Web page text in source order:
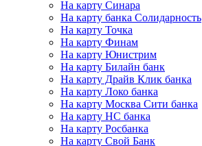
На карту Синара
На карту банка Солидарность
На карту Точка
На карту Финам
На карту Юнистрим
На карту Билайн банк
На карту Драйв Клик банка
На карту Локо банка
На карту Москва Сити банка
На карту НС банка
На карту Росбанка
На карту Свой Банк